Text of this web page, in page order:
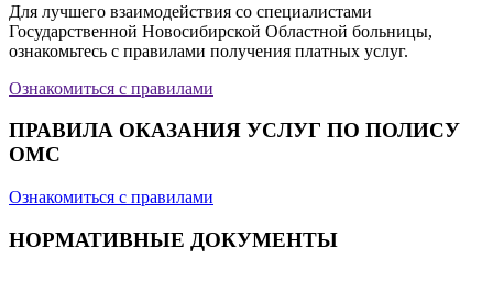
Для лучшего взаимодействия со специалистами
Государственной Новосибирской Областной больницы,
ознакомьтесь с правилами получения платных услуг.
Ознакомиться с правилами
ПРАВИЛА ОКАЗАНИЯ УСЛУГ ПО ПОЛИСУ
ОМС
Ознакомиться с правилами
НОРМАТИВНЫЕ ДОКУМЕНТЫ